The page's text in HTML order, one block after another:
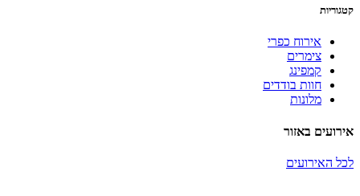
קטגוריות
אירוח כפרי
צימרים
קמפינג
חוות בודדים
מלונות
אירועים באזור
לכל האירועים